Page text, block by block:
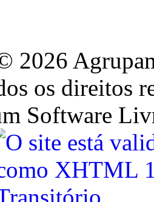
2026
os direitos
Software